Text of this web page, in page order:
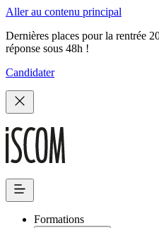
Aller au contenu principal
Dernières places pour la rentrée
réponse sous 48h !
Candidater
Formations